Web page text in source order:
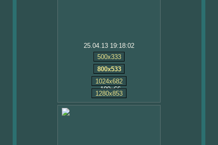
25.04.13 19:18:02
500x333
800x533
1024x682
1280x853